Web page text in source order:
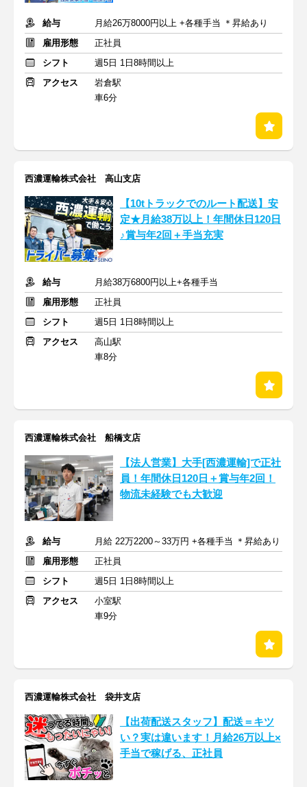
給与
月給26万8000円以上 +各種手当 ＊昇給あり
雇用形態
正社員
シフト
週5日 1日8時間以上
アクセス
岩倉駅
車6分
西濃運輸株式会社 高山支店
【10tトラックでのルート配送】安
定★月給38万以上！年間休日120日
♪賞与年2回＋手当充実
給与
月給38万6800円以上+各種手当
雇用形態
正社員
シフト
週5日 1日8時間以上
アクセス
高山駅
車8分
西濃運輸株式会社 船橋支店
【法人営業】大手[西濃運輸]で正社
員！年間休日120日＋賞与年2回！
物流未経験でも大歓迎
給与
月給 22万2200～33万円 +各種手当 ＊昇給あり
雇用形態
正社員
シフト
週5日 1日8時間以上
アクセス
小室駅
車9分
西濃運輸株式会社 袋井支店
【出荷配送スタッフ】配送＝キツ
い？実は違います！月給26万以上×
手当で稼げる、正社員